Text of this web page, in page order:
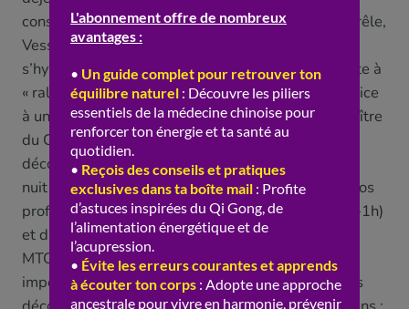
conseillés. L’après-midi reste « active » (Intestin grêle,
Vessie), bon moment pour travailler, bouger,
s’hydrater. Le soir (la « descente » vers le Yin) invite à
« ralentir » : le créneau du Rein (17h-19h) est propice
à un dîner léger et tôt, et les heures suivantes (Maître
du Cœur, Triple Réchauffeur) à la détente, à la
décompression et à la préparation du sommeil. La
nuit (le « creux » du Yin), enfin, est le temps du repos
profond : les créneaux de la Vésicule biliaire (23h-1h)
et du Foie (1h-3h) correspondent au moment où la
MTC dit que le corps « se régénère » et où il est
important de bien dormir. De ces correspondances